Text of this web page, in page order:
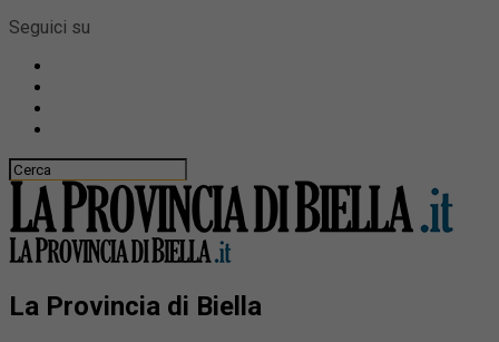
Seguici su
La Provincia di Biella